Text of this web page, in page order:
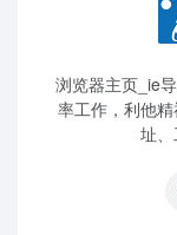
浏览器主页_ie
率工作，利他
址、